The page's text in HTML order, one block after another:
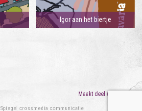
Igor aan het biertje
Maakt deel uit van
Spiegel crossmedia communicatie